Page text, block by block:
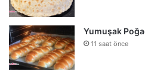
Yumuşak
11 saat önce